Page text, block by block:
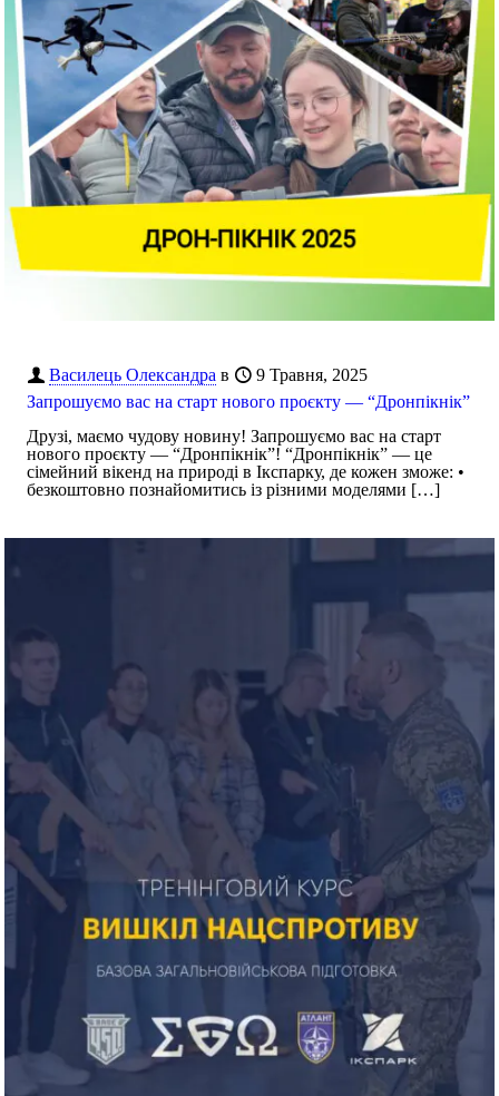
Василець Олександра в
9 Травня, 2025
Запрошуємо вас на старт нового проєкту — “Дронпікнік”
Друзі, маємо чудову новину! Запрошуємо вас на старт
нового проєкту — “Дронпікнік”! “Дронпікнік” — це
сімейний вікенд на природі в Ікспарку, де кожен зможе: •
безкоштовно познайомитись із різними моделями […]